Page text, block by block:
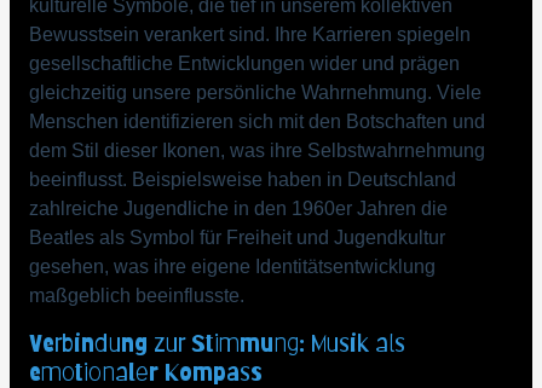
kulturelle Symbole, die tief in unserem kollektiven
Bewusstsein verankert sind. Ihre Karrieren spiegeln
gesellschaftliche Entwicklungen wider und prägen
gleichzeitig unsere persönliche Wahrnehmung. Viele
Menschen identifizieren sich mit den Botschaften und
dem Stil dieser Ikonen, was ihre Selbstwahrnehmung
beeinflusst. Beispielsweise haben in Deutschland
zahlreiche Jugendliche in den 1960er Jahren die
Beatles als Symbol für Freiheit und Jugendkultur
gesehen, was ihre eigene Identitätsentwicklung
maßgeblich beeinflusste.
Verbindung zur Stimmung: Musik als
emotionaler Kompass